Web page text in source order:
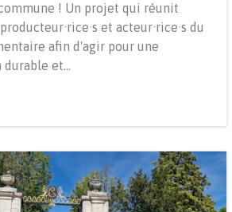
! Un projet qui réunit
producteur·rice·s et acteur·rice·s du
afin d'agir pour une
et…